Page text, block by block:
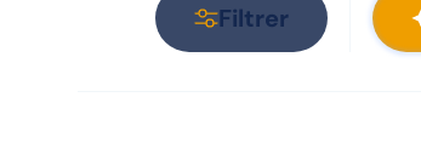
Filtrer